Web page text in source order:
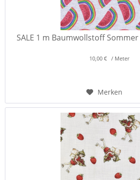
SALE 1 m Baumwollstoff
10,00 € / Meter
Merken